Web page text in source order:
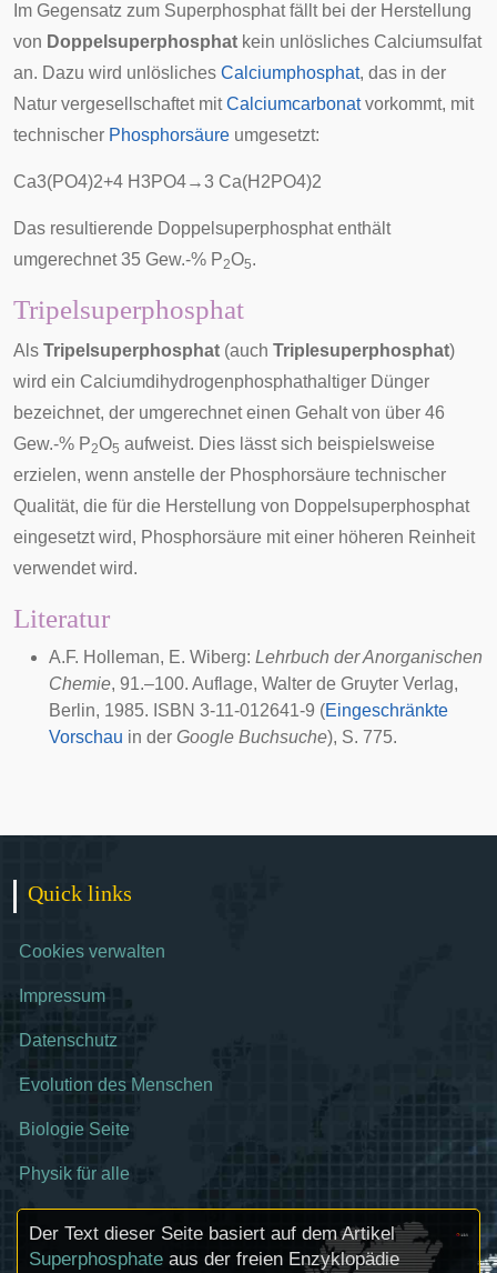
Im Gegensatz zum Superphosphat fällt bei der Herstellung
von Doppelsuperphosphat kein unlösliches Calciumsulfat
an. Dazu wird unlösliches Calciumphosphat, das in der
Natur vergesellschaftet mitCalciumcarbonatvorkommt, mit
technischer Phosphorsäure umgesetzt:
Ca3(PO4)2+4 H3PO4→3 Ca(H 2PO4)2
Das resultierende Doppelsuperphosphat enthält
umgerechnet 35 Gew.-% P2O5.
Tripelsuperphosphat
Als Tripelsuperphosphat (auch Triplesuperphosphat)
wird ein Calciumdihydrogenphosphathaltiger Dünger
bezeichnet, der umgerechnet einen Gehalt von über 46
Gew.-% P2O5 aufweist. Dies lässt sich beispielsweise
erzielen, wenn anstelle der Phosphorsäure technischer
Qualität, die für die Herstellung von Doppelsuperphosphat
eingesetzt wird, Phosphorsäure mit einer höheren Reinheit
verwendet wird.
Literatur
A.F. Holleman, E. Wiberg: Lehrbuch der Anorganischen
Chemie, 91.–100. Auflage, Walter de Gruyter Verlag,
Berlin, 1985. ISBN 3-11-012641-9 (Eingeschränkte
Vorschau in der Google Buchsuche), S. 775.
Quick links
Cookies verwalten
Impressum
Datenschutz
Evolution des Menschen
Biologie Seite
Physik für alle
Der Text dieser Seite basiert auf dem Artikel
Superphosphate aus der freien Enzyklopädie